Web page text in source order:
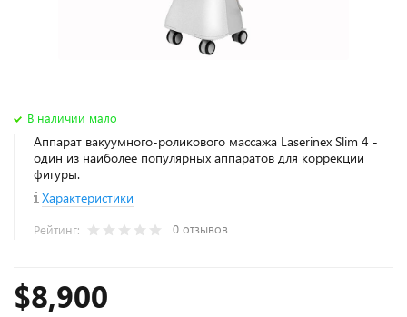
В наличии мало
Аппарат вакуумного-роликового массажа Laserinex Slim 4 -
один из наиболее популярных аппаратов для коррекции
фигуры.
Характеристики
Рейтинг: 0 отзывов
$8,900